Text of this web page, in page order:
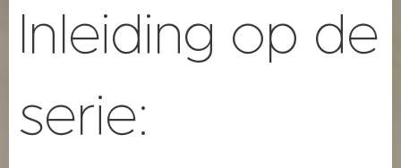
Inleiding op de
serie: